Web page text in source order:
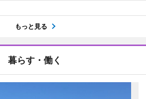
もっと見る
暮らす・働く